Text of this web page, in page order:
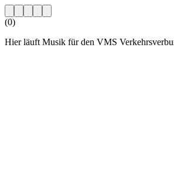
(0)
Hier läuft Musik für den VMS